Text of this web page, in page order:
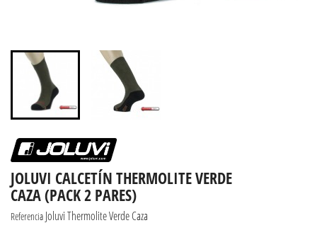
JOLUVI CALCETÍN THERMOLITE VERDE
CAZA (PACK 2 PARES)
Referencia Joluvi Thermolite Verde Caza